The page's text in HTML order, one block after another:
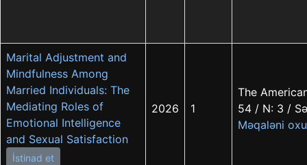
Marital Adjustment and
Mindfulness Among
Married Individuals: The
Mediating Roles of
Emotional Intelligence
and Sexual Satisfaction
İstinad et
2026 1
The
54 / N: 3 /
Məqaləni oxu